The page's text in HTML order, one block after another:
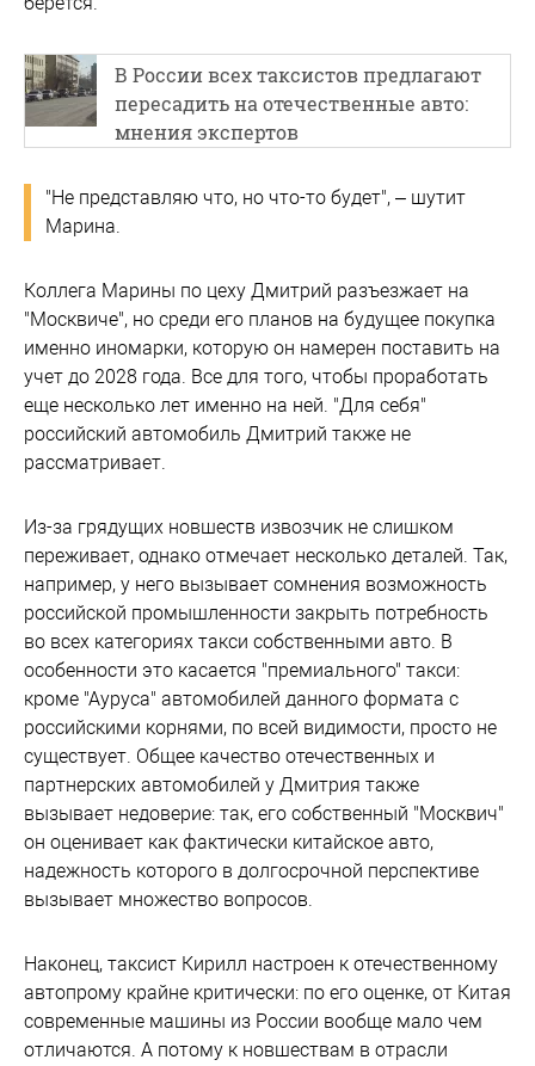
В России всех таксистов предлагают
пересадить на отечественные авто:
мнения экспертов
"Не представляю что, но что-то будет", – шутит
Марина.
Коллега Марины по цеху Дмитрий разъезжает на
"Москвиче", но среди его планов на будущее покупка
именно иномарки, которую он намерен поставить на
учет до 2028 года. Все для того, чтобы проработать
еще несколько лет именно на ней. "Для себя"
российский автомобиль Дмитрий также не
рассматривает.
Из-за грядущих новшеств извозчик не слишком
переживает, однако отмечает несколько деталей. Так,
например, у него вызывает сомнения возможность
российской промышленности закрыть потребность
во всех категориях такси собственными авто. В
особенности это касается "премиального" такси:
кроме "Ауруса" автомобилей данного формата с
российскими корнями, по всей видимости, просто не
существует. Общее качество отечественных и
партнерских автомобилей у Дмитрия также
вызывает недоверие: так, его собственный "Москвич"
он оценивает как фактически китайское авто,
надежность которого в долгосрочной перспективе
вызывает множество вопросов.
Наконец, таксист Кирилл настроен к отечественному
автопрому крайне критически: по его оценке, от Китая
современные машины из России вообще мало чем
отличаются. А потому к новшествам в отрасли